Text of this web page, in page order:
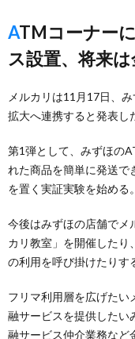
ATMコーナーに商品を発送可能なボック
ス設置、将来
メルカリは11月17日、
拡大へ連携すると発表し
第1弾として、みずほの
れた商品を簡単に発送で
を置く実証実験を始める。
今後はみずほの店舗でメ
カリ教室」を開催したり
の利用を呼び掛けたりす
フリマ利用層を広げたい
融サービスを提供したい
融サービス仲介業務など